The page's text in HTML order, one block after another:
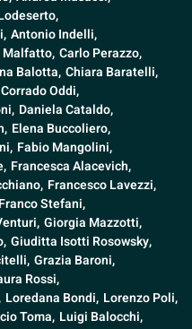
Antonio Indelli,
Malfatto, Carlo Perazzo,
Balotta, Chiara Baratelli,
Corrado Oddi,
Daniela Cataldo,
Elena Buccoliero,
Fabio Mangolini,
Francesca Alacevich,
Francesco Lavezzi,
Franco Stefani,
Giorgia Mazzotti,
Giuditta Isotti Rosowsky,
Grazia Baroni,
Rossi,
Loredana Bondi, Lorenzo Poli,
Toma, Luigi Balocchi,